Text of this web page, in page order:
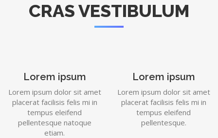
CRAS VESTIBULUM
Lorem ipsum
Lorem ipsum dolor sit amet
placerat facilisis felis mi in
tempus eleifend
pellentesque natoque
etiam.
Lorem ipsum
Lorem ipsum dolor sit amet
placerat facilisis felis mi in
tempus eleifend
pellentesque.